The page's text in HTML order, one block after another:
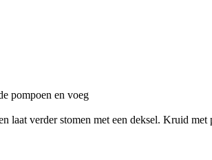
pompoen en voeg
laat verder stomen met een deksel. Kruid met